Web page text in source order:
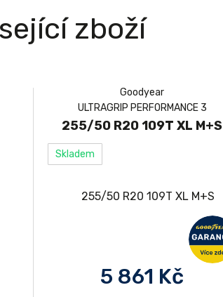
zboží
Goodyear
ULTRAGRIP PERFORMANCE 3
255/50 R20 109T XL M+S
Skladem
5 861 Kč